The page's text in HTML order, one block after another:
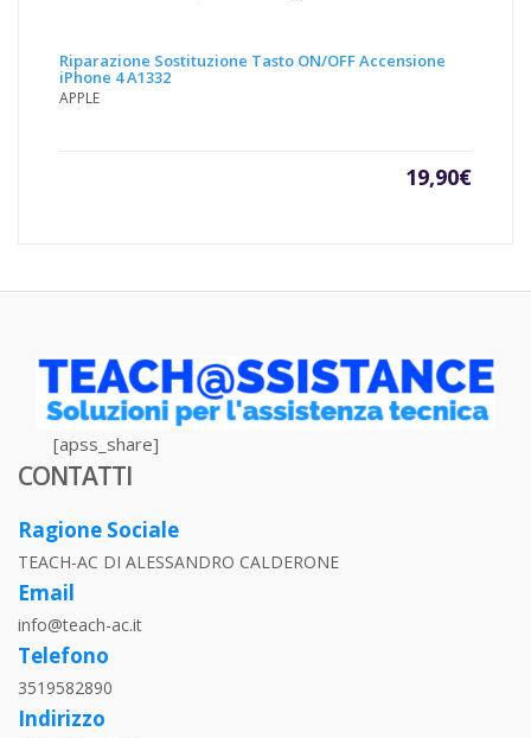
Riparazione Sostituzione Tasto ON/OFF Accensione
iPhone 4 A1332
APPLE
19,90€
[apss_share]
CONTATTI
Ragione Sociale
TEACH-AC DI ALESSANDRO CALDERONE
Email
info@teach-ac.it
Telefono
3519582890
Indirizzo